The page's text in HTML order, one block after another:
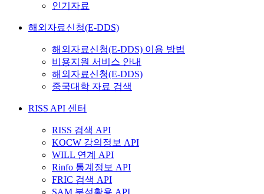
인기자료
해외자료신청(E-DDS)
해외자료신청(E-DDS) 이용 방법
비용지원 서비스 안내
해외자료신청(E-DDS)
중국대학 자료 검색
RISS API 센터
RISS 검색 API
KOCW 강의정보 API
WILL 연계 API
Rinfo 통계정보 API
FRIC 검색 API
SAM 분석활용 API